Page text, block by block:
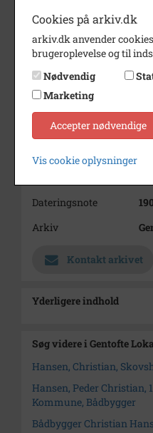
Født/stiftet
Død/nedlagt
Bemærkning
Dateringsnote
Arkiv
Kontakt arkivet
Yderligere indhold
Søg videre i Gentofte
Hansen, Christian,
Hansen, Peder Christian,
Kommune, Bådbygger
Bådbygger Christian
Cookies på arkiv.dk
arkiv.dk anvender
brugeroplevelse og til
Nødvendig
Marketing
Accepter nødvendige
Vis cookie oplysninger